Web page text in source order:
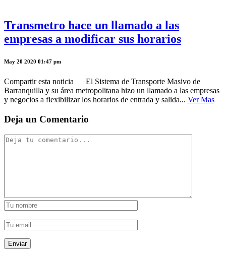
Transmetro hace un llamado a las
empresas a modificar sus horarios
May 20 2020 01:47 pm
Compartir esta noticia El Sistema de Transporte Masivo de
Barranquilla y su área metropolitana hizo un llamado a las empresas
y negocios a flexibilizar los horarios de entrada y salida... Ver Mas
Deja un Comentario